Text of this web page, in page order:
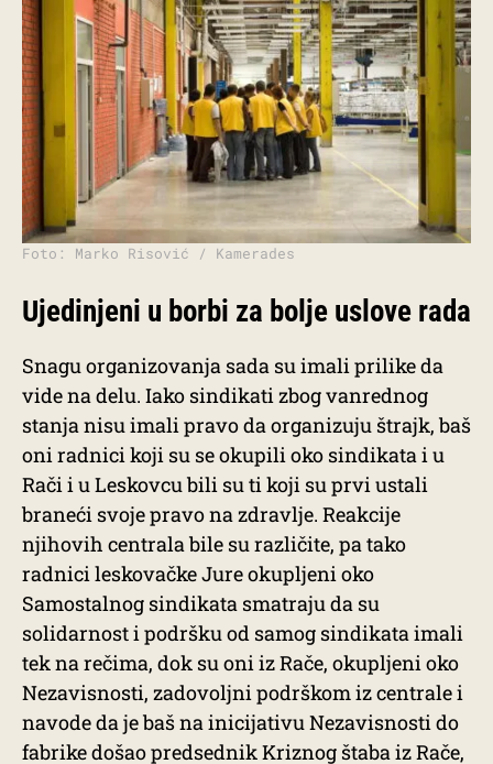
Foto: Marko Risović / Kamerades
Ujedinjeni u borbi za bolje uslove rada
Snagu organizovanja sada su imali prilike da
vide na delu. Iako sindikati zbog vanrednog
stanja nisu imali pravo da organizuju štrajk, baš
oni radnici koji su se okupili oko sindikata i u
Rači i u Leskovcu bili su ti koji su prvi ustali
braneći svoje pravo na zdravlje. Reakcije
njihovih centrala bile su različite, pa tako
radnici leskovačke Jure okupljeni oko
Samostalnog sindikata smatraju da su
solidarnost i podršku od samog sindikata imali
tek na rečima, dok su oni iz Rače, okupljeni oko
Nezavisnosti, zadovoljni podrškom iz centrale i
navode da je baš na inicijativu Nezavisnosti do
fabrike došao predsednik Kriznog štaba iz Rače,